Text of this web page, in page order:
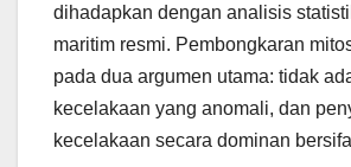
dihadapkan dengan analisis
maritim resmi. Pembongkaran
pada dua argumen utama: tidak
kecelakaan yang anomali, dan
kecelakaan secara dominan